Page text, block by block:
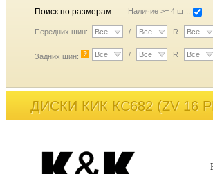
Поиск по размерам: Наличие >= 4 шт.:
Передних шин: Все / Все R Все
Задних шин: ? Все / Все R Все
ДИСКИ КИК КС682 (ZV 16